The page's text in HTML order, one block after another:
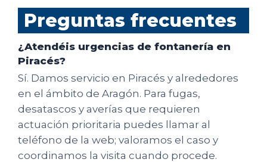
Preguntas frecuentes
¿Atendéis urgencias de fontanería en
Piracés?
Sí. Damos servicio en Piracés y alrededores
en el ámbito de Aragón. Para fugas,
desatascos y averías que requieren
actuación prioritaria puedes llamar al
teléfono de la web; valoramos el caso y
coordinamos la visita cuando procede.